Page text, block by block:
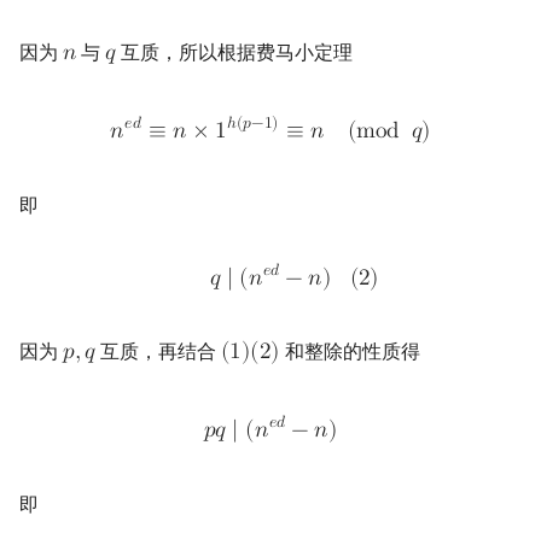
因为 𝑛 与𝑞 互质，所以根据费马小定理
𝑛𝑒𝑑 ≡ 𝑛 × 1ℎ(𝑝−1) ≡ 𝑛 (mod 𝑞)
即
𝑞 ∣ (𝑛𝑒𝑑 −𝑛) (2)
因为 𝑝,𝑞互质，再结合 (1)(2) 和整除的性质得
𝑝𝑞 ∣ (𝑛𝑒𝑑 −𝑛)
即